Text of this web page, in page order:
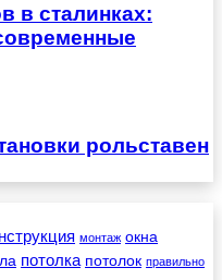
в сталинках:
рольставен
монтаж окна
потолка потолок правильно